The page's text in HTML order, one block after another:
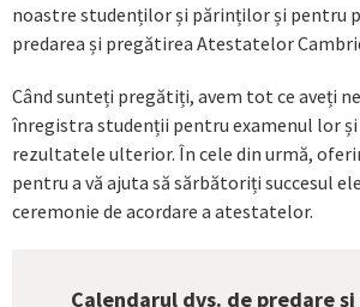
noastre studenților și părinților și pentru
predarea și pregătirea Atestatelor
Când sunteți pregătiți, avem tot ce aveți
înregistra studenții pentru examenul lor
rezultatele ulterior. În cele din urmă,
pentru a vă ajuta să sărbătoriți succesul
ceremonie de acordare a atestatelor.
Calendarul dvs. de predare